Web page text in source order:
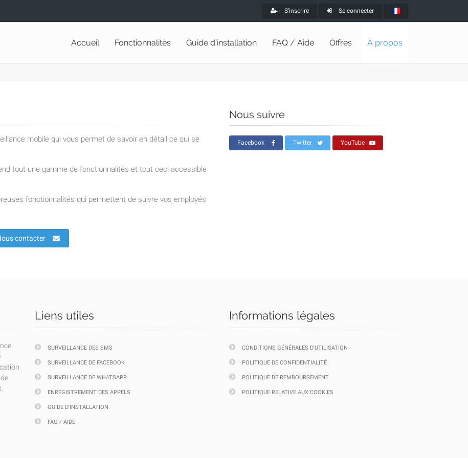
S'inscrire Se connecter
Accueil Fonctionnalités Guide d'installation FAQ / Aide Offres À propos
mobile qui vous permet de savoir en détail ce qui se
tout une gamme de fonctionnalités et tout ceci accessible
fonctionnalités qui permettent de suivre vos employés
contacter
Nous suivre
Facebook Twitter YouTube
Liens utiles
SURVEILLANCE DES SMS
SURVEILLANCE DE FACEBOOK
SURVEILLANCE DE WHATSAPP
ENREGISTREMENT DES APPELS
GUIDE D'INSTALLATION
FAQ / AIDE
Informations légales
CONDITIONS GÉNÉRALES D'UTILISATION
POLITIQUE DE CONFIDENTIALITÉ
POLITIQUE DE REMBOURSEMENT
POLITIQUE RELATIVE AUX COOKIES